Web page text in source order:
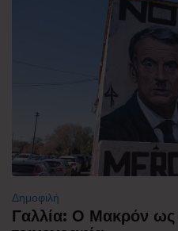
Δημοφιλή
Γαλλία: Ο Μακρόν ως